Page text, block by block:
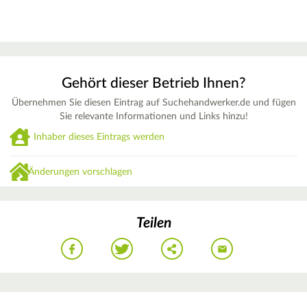
Gehört dieser Betrieb Ihnen?
Übernehmen Sie diesen Eintrag auf Suchehandwerker.de und fügen
Sie relevante Informationen und Links hinzu!
Inhaber dieses Eintrags werden
Änderungen vorschlagen
Teilen